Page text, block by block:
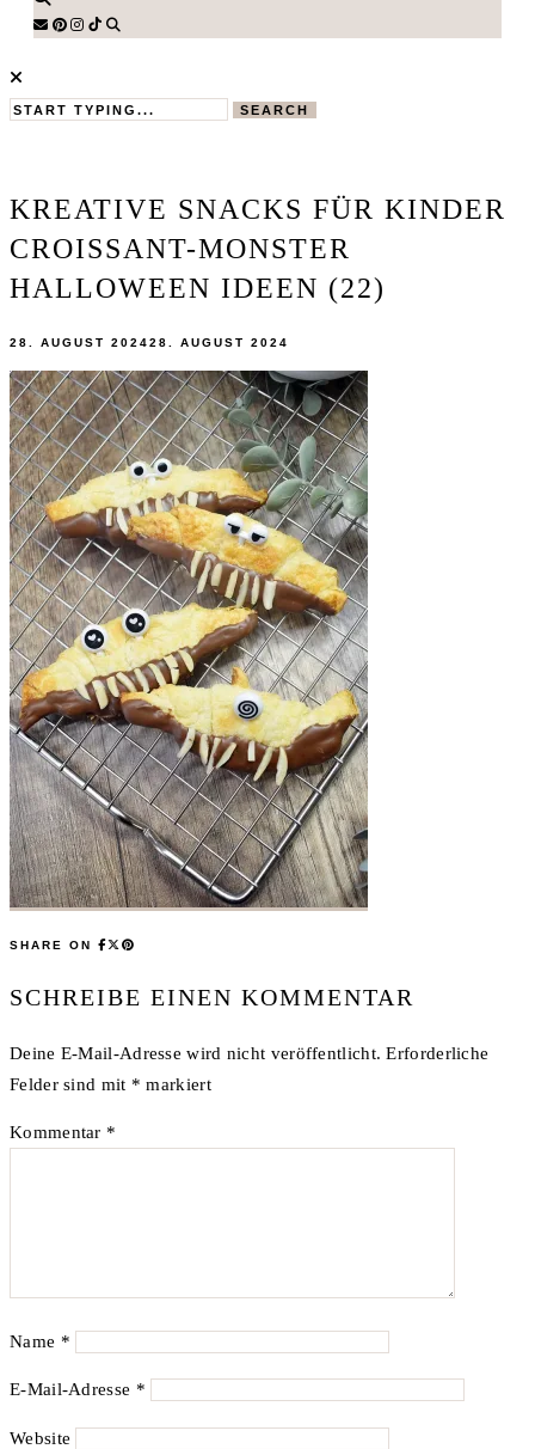
SEARCH
KREATIVE SNACKS FÜR KINDER
CROISSANT-MONSTER
HALLOWEEN IDEEN (22)
28. AUGUST 202428. AUGUST 2024
SHARE ON
SCHREIBE EINEN KOMMENTAR
Deine E-Mail-Adresse wird nicht veröffentlicht. Erforderliche
Felder sind mit * markiert
Kommentar *
Name *
E-Mail-Adresse *
Website